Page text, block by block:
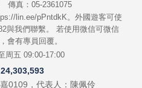
傳真：05-2361075
lin.ee/pPntdkK。外國遊客可使
與我們聯繫。 若使用微信可微信
會有專員回覆。
周五 09:00-17:00
24,303,593
0109，代表人：陳佩伶